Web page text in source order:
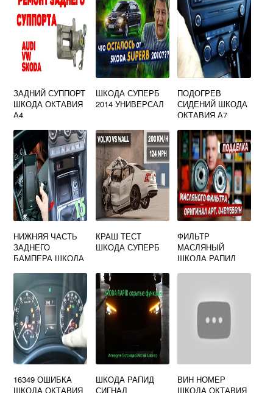
ЗАДНИЙ СУППОРТ
ШКОДА ОКТАВИЯ
А4
ШКОДА СУПЕРБ
2014 УНИВЕРСАЛ
ПОДОГРЕВ
СИДЕНИЙ ШКОДА
ОКТАВИЯ А7
НИЖНЯЯ ЧАСТЬ
ЗАДНЕГО
БАМПЕРА ШКОДА
КРАШ ТЕСТ
ШКОДА СУПЕРБ
ФИЛЬТР
МАСЛЯНЫЙ
ШКОДА РАПИД
16349 ОШИБКА
ШКОДА ОКТАВИЯ
ШКОДА РАПИД
СИГНАЛ
ВИН НОМЕР
ШКОДА ОКТАВИЯ